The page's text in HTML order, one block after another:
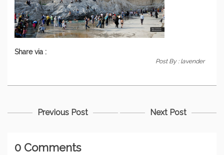
Share via :
Post By : lavender
Previous Post Next Post
0 Comments